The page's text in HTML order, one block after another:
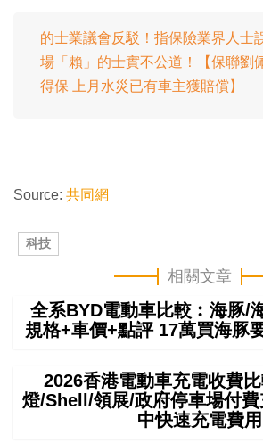
的士業議會反駁！指保險業界人士
場「賴」的士實不公道！【保聯劉
得保 上月水災已有車主獲賠償】
Source: 共同網
科技
相關文章
全系BYD電動車比較︰海豚/
規格+車價+點評 17萬買海豚
2026香港電動車充電收費
燈/Shell/領展/政府停車場付
中快速充電費用